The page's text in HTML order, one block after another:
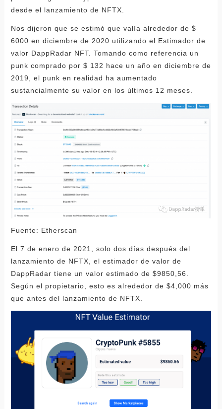
desde el lanzamiento de NFTX.
Nos dijeron que se estimó que valía alrededor de $
6000 en diciembre de 2020 utilizando el Estimador de
valor DappRadar NFT. Tomando como referencia un
punk comprado por $ 132 hace un año en diciembre de
2019, el punk en realidad ha aumentado
sustancialmente su valor en los últimos 12 meses.
Fuente: Etherscan
El 7 de enero de 2021, solo dos días después del
lanzamiento de NFTX, el estimador de valor de
DappRadar tiene un valor estimado de $9850,56.
Según el propietario, esto es alrededor de $4,000 más
que antes del lanzamiento de NFTX.